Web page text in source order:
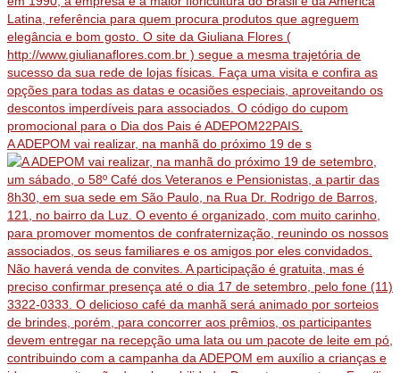
A ADEPOM vai realizar, na manhã do próximo 19 de s